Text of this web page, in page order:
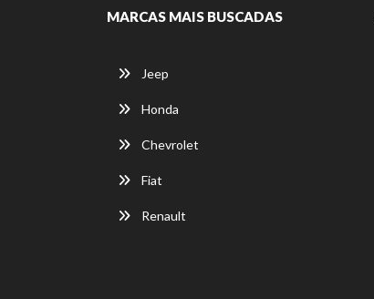
MARCAS MAIS BUSCADAS
Jeep
Honda
Chevrolet
Fiat
Renault